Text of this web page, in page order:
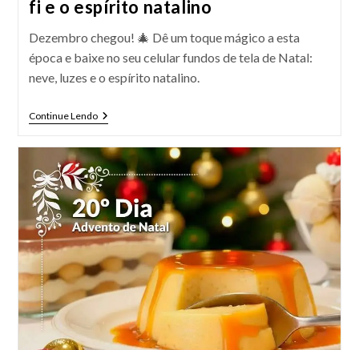
fi e o espírito natalino
Dezembro chegou! 🎄 Dê um toque mágico a esta
época e baixe no seu celular fundos de tela de Natal:
neve, luzes e o espírito natalino.
Continue LendoFundos
De
De
Natal:
Entre
O
Wi-
Fi
E
O
Espírito
Natalino